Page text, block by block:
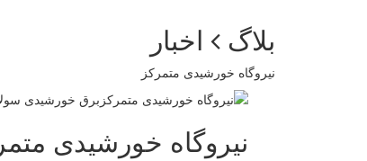
بلاگ اخبار
نیروگاه خورشیدی متمرکز
نیروگاه خورشیدی